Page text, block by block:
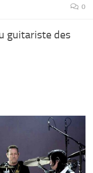
0
guitariste des